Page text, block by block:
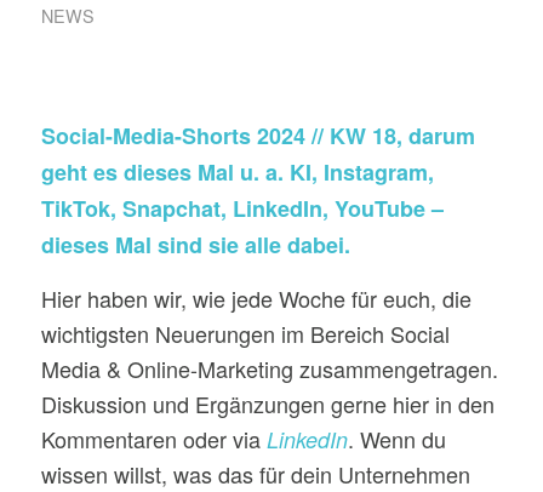
NEWS
Social-Media-Shorts 2024 // KW 18, darum
geht es dieses Mal u. a. KI, Instagram,
TikTok, Snapchat, LinkedIn, YouTube –
dieses Mal sind sie alle dabei.
Hier haben wir, wie jede Woche für euch, die
wichtigsten Neuerungen im Bereich Social
Media & Online-Marketing zusammengetragen.
Diskussion und Ergänzungen gerne hier in den
Kommentaren oder via LinkedIn. Wenn du
wissen willst, was das für dein Unternehmen